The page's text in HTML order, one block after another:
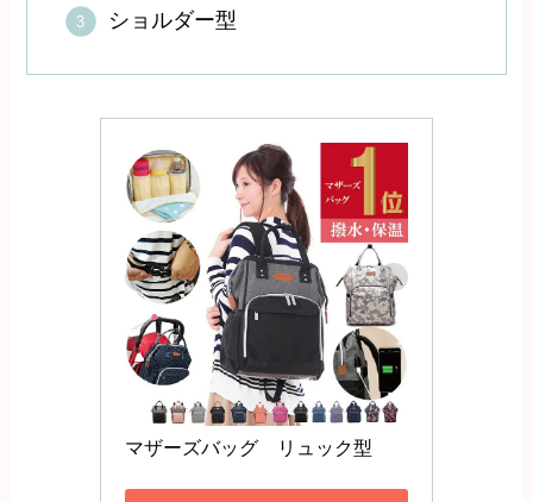
ショルダー型
マザーズバッグ　リュック型